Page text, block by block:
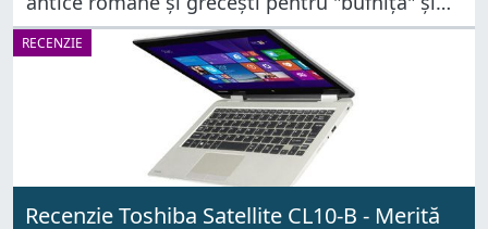
vrea să sugereze un auz foarte fin și o vedere
foarte bună. Sună îndrăzneț,
RECENZIE
Recenzie Toshiba Satellite CL10-B - Merită